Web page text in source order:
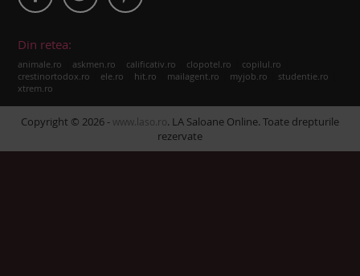
Din retea:
animale.ro askmen.ro calificativ.ro clopotel.ro copilul.ro
crestinortodox.ro ele.ro hit.ro mailagent.ro myjob.ro studentie.ro
xtrem.ro
Copyright © 2026 - www.laso.ro. LA Saloane Online. Toate drepturile
rezervate